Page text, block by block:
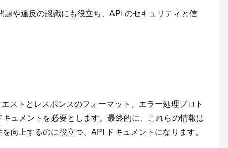
や違反の認識にも役立ち、API のセキュリティと信
ストとレスポンスのフォーマット、エラー処理プロト
ュメントを必要とします。最終的に、これらの情報は
向上するのに役立つ、API ドキュメントになります。